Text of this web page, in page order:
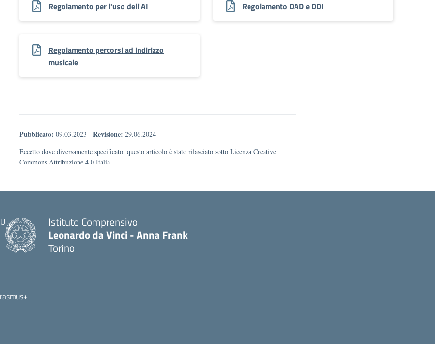
Regolamento per l'uso dell'AI Regolamento DAD e DDI
Regolamento percorsi ad indirizzo
musicale
Pubblicato: 09.03.2023 - Revisione: 29.06.2024
Eccetto dove diversamente specificato, questo articolo è stato rilasciato sotto Licenza Creative
Commons Attribuzione 4.0 Italia.
Istituto Comprensivo
Leonardo da Vinci - Anna Frank
Torino